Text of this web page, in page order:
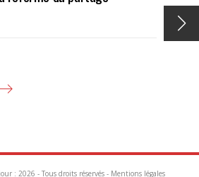
: 2026 - Tous droits réservés - Mentions légales